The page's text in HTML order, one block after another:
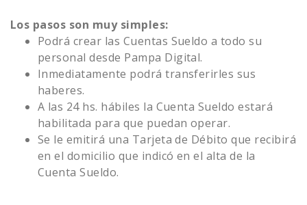
Los pasos son muy simples:
Podrá crear las Cuentas Sueldo a todo su
personal desde Pampa Digital.
Inmediatamente podrá transferirles sus
haberes.
A las 24 hs. hábiles la Cuenta Sueldo estará
habilitada para que puedan operar.
Se le emitirá una Tarjeta de Débito que recibirá
en el domicilio que indicó en el alta de la
Cuenta Sueldo.